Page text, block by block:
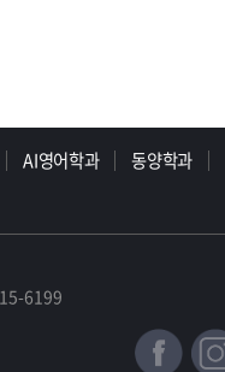
AI영어학과 동양학과
6199